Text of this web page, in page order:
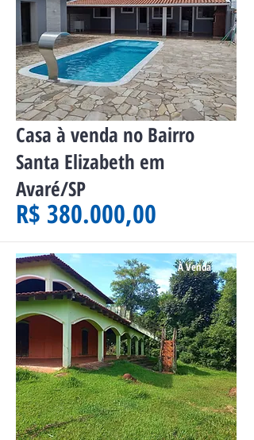
Casa à venda no Bairro
Santa Elizabeth em
Avaré/SP
R$ 380.000,00
À Venda